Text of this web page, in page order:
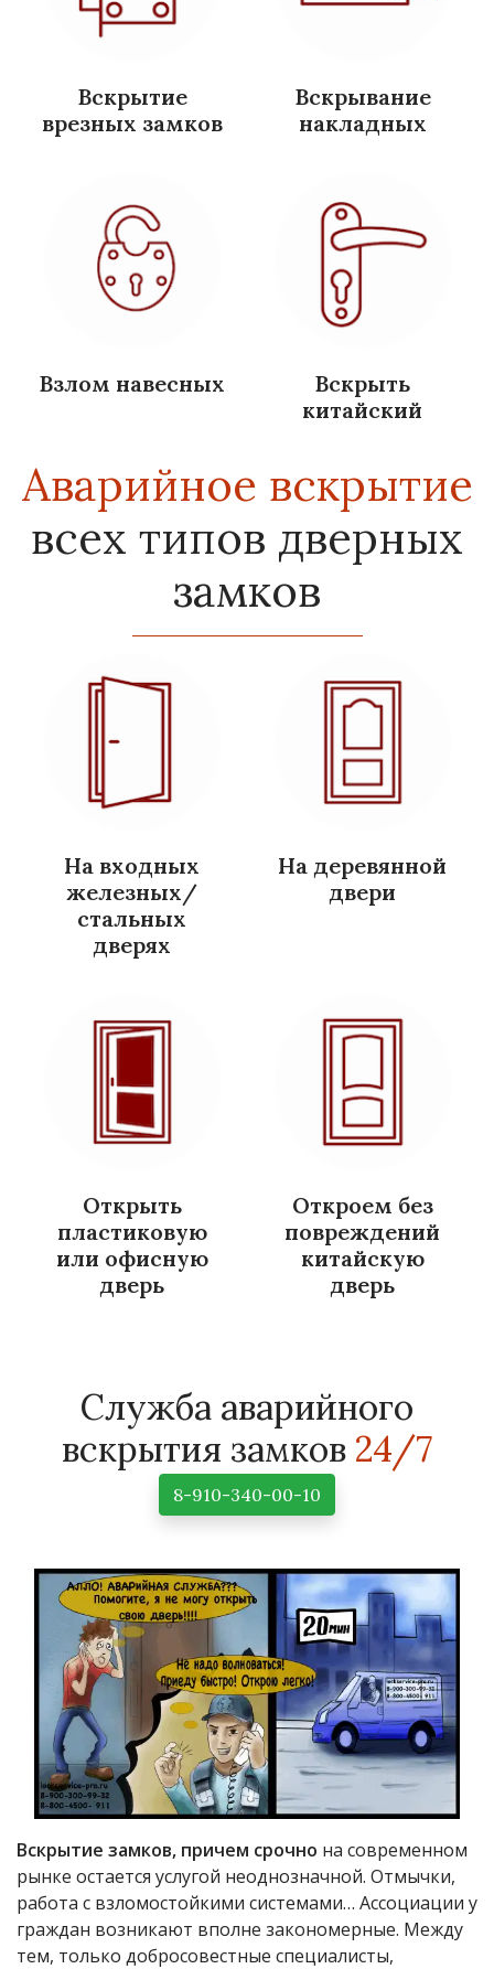
Вскрытие
врезных замков
Вскрывание
накладных
Взлом навесных
Вскрыть
китайский
Аварийное вскрытие
всех типов дверных
замков
На входных
железных/
стальных
дверях
На деревянной
двери
Открыть
пластиковую
или офисную
дверь
Откроем без
повреждений
китайскую
дверь
Служба аварийного
вскрытия замков 24/7
8-910-340-00-10
Вскрытие замков, причем срочно на современном
рынке остается услугой неоднозначной. Отмычки,
работа с взломостойкими системами… Ассоциации у
граждан возникают вполне закономерные. Между
тем, только добросовестные специалисты,